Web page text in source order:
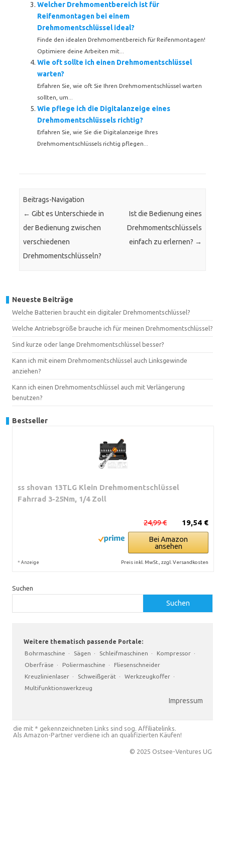
Welcher Drehmomentbereich ist für
Reifenmontagen bei einem
Drehmomentschlüssel ideal?
Finde den idealen Drehmomentbereich für Reifenmontagen!
Optimiere deine Arbeiten mit...
Wie oft sollte ich einen Drehmomentschlüssel
warten?
Erfahren Sie, wie oft Sie Ihren Drehmomentschlüssel warten
sollten, um...
Wie pflege ich die Digitalanzeige eines
Drehmomentschlüssels richtig?
Erfahren Sie, wie Sie die Digitalanzeige Ihres
Drehmomentschlüssels richtig pflegen...
Beitrags-Navigation
← Gibt es Unterschiede in
der Bedienung zwischen
verschiedenen
Drehmomentschlüsseln?
Ist die Bedienung eines
Drehmomentschlüssels
einfach zu erlernen? →
Neueste Beiträge
Welche Batterien braucht ein digitaler Drehmomentschlüssel?
Welche Antriebsgröße brauche ich für meinen Drehmomentschlüssel?
Sind kurze oder lange Drehmomentschlüssel besser?
Kann ich mit einem Drehmomentschlüssel auch Linksgewinde
anziehen?
Kann ich einen Drehmomentschlüssel auch mit Verlängerung
benutzen?
Bestseller
ss shovan 13TLG Klein Drehmomentschlüssel
Fahrrad 3-25Nm, 1/4 Zoll
19,54 €
24,99 €
Bei Amazon
ansehen
* Anzeige Preis inkl. MwSt., zzgl. Versandkosten
Suchen
Suchen
Weitere thematisch passende Portale:
Bohrmaschine · Sägen · Schleifmaschinen · Kompressor ·
Oberfräse · Poliermaschine ·
Fliesenschneider
Kreuzlinienlaser · Schweißgerät · Werkzeugkoffer ·
Multifunktionswerkzeug
Impressum
die mit * gekennzeichneten Links sind sog. Affiliatelinks.
Als Amazon-Partner verdiene ich an qualifizierten Käufen!
© 2025 Ostsee-Ventures UG